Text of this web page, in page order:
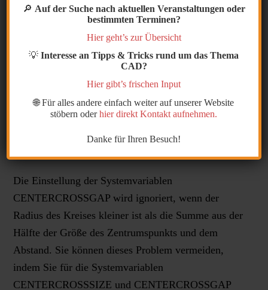
ZENTRUMSMARKIERUNG erstellt wurden. Ein
von 0.1x und einen Abstand von 0.05x.
Anmerkung: Die Einstellungen der Systemvariablen
CENTERCROSSGAP und CENTERCROSSSIZE
sind miteinander verbunden. Nach Möglichkeit
Die Einstellung der Systemvariablen
CENTERCROSSGAP wird ignoriert, wenn der
Radius des Kreises kleiner ist als die Summe aus der
Hälfte der Größe des Zentrumspunkts und dem
Abstand. Sie können dieses Problem vermeiden,
indem Sie für die Systemvariablen
CENTERCROSSSIZE und CENTERCROSSGAP
🔎 Auf der Suche nach aktuellen Veranstaltungen oder
bestimmten Terminen?
Hier geht’s zur Übersicht
💡Interesse an Tipps & Tricks rund um das Thema
CAD?
Hier gibt’s frischen Input
🌐 Für alles andere einfach weiter auf unserer Website
stöbern oderhier direkt Kontakt aufnehmen.
Danke für Ihren Besuch!